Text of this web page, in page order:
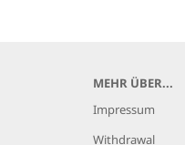
MEHR ÜBER...
Impressum
Withdrawal